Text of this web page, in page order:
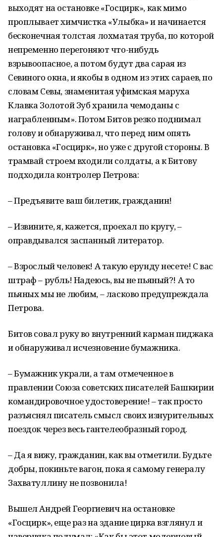
выходят на остановке «Госцирк», как мимо
проплывает химчистка «Улыбка» и начинается
бесконечная толстая лохматая труба, по которой
непременно перегоняют что-нибудь
взрывоопасное, а потом будут два сарая из
Севиного окна, и якобы в одном из этих сараев, по
словам Севы, знаменитая уфимская маруха
Клавка Золотой Зуб хранила чемоданы с
награбленным». Потом Битов резко поднимал
голову и обнаруживал, что перед ним опять
остановка «Госцирк», но уже с другой стороны. В
трамвай строем входили солдаты, а к Битову
подходила контролер Петрова:
– Предъявите ваш билетик, гражданин!
– Извините, я, кажется, проехал по кругу, –
оправдывался заспанный литератор.
– Взрослый человек! А такую ерунду несете! С вас
штраф – рубль! Надеюсь, вы не пьяный?! А то
пьяных мы не любим, – ласково предупреждала
Петрова.
Битов совал руку во внутренний карман пиджака
и обнаруживал исчезновение бумажника.
– Бумажник украли, а там отмеченное в
правлении Союза советских писателей Башкирии
командировочное удостоверение! – так просто
разъяснял писатель смысл своих изнурительных
поездок через весь гантелеобразный город.
– Да я вижу, гражданин, как вы отметили. Будьте
добры, покиньте вагон, пока я самому генералу
Захватуллину не позвонила!
Вышел Андрей Георгиевич на остановке
«Госцирк», еще раз на здание цирка взглянул и